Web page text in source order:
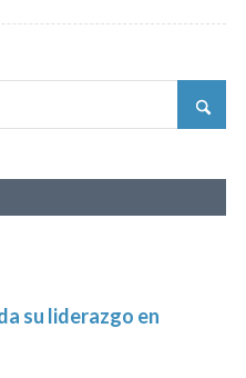
su liderazgo en